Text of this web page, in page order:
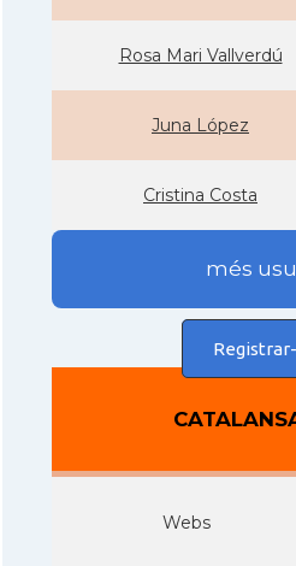
Rosa Mari Vallverdú
Juna López
Cristina Costa
més
Webs